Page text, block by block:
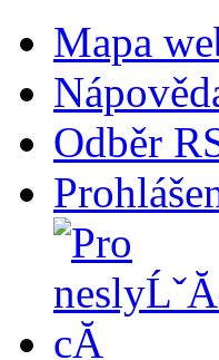
Mapa
Odběr